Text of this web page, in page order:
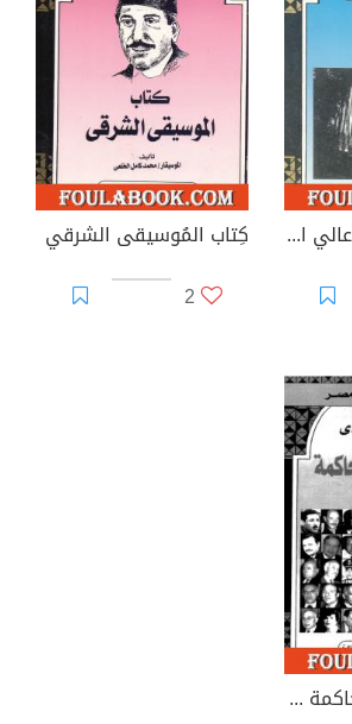
الدليل في موارد أعالي النيل
كِتاب المُوسيقى الشرقي
2
النخبة المصرية الحاكمة 1952 - 2000